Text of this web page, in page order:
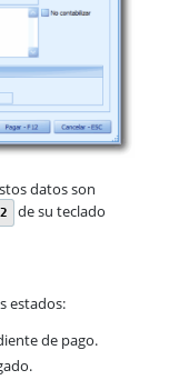
datos son
de su teclado
estados:
de pago.